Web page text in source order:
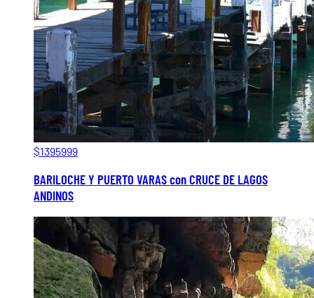
$1395999
BARILOCHE Y PUERTO VARAS con CRUCE DE LAGOS
ANDINOS